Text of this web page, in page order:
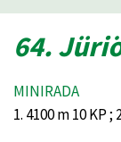
64.
MINIRADA
1. 4100 m 10 KP ;